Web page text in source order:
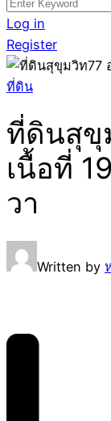
for:
Log in
Register
ที่ดิน
ที่ดินสุขุ
เนื้อที่
วา
Written by